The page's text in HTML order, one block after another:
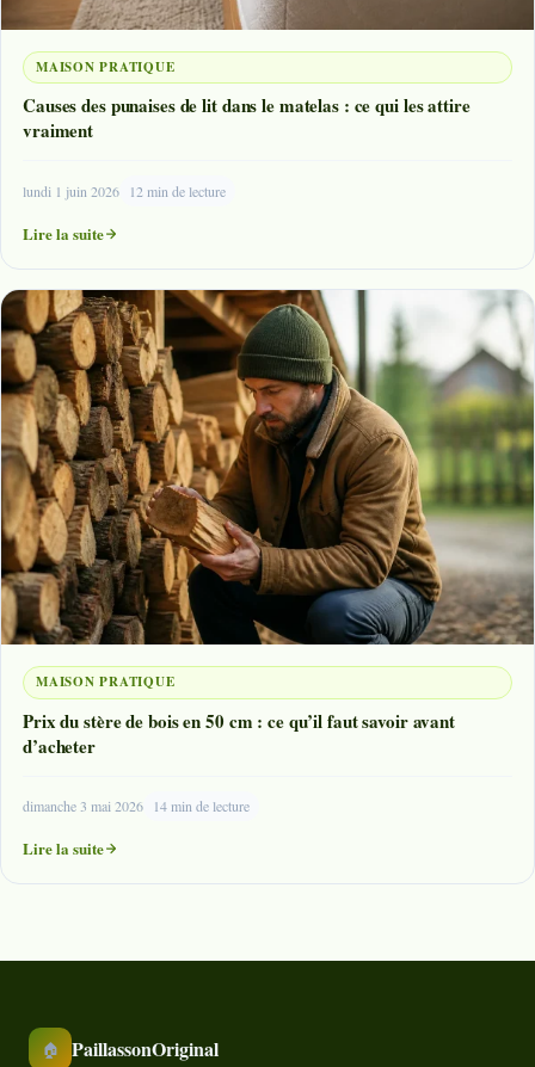
MAISON PRATIQUE
Causes des punaises de lit dans le matelas : ce qui les attire
vraiment
lundi 1 juin 2026 12 min de lecture
Lire la suite
MAISON PRATIQUE
Prix du stère de bois en 50 cm : ce qu’il faut savoir avant
d’acheter
dimanche 3 mai 2026 14 min de lecture
Lire la suite
🏠 PaillassonOriginal